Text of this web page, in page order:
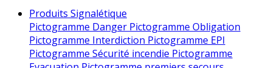
Produits Signalétique
Pictogramme Danger Pictogramme Obligation
Pictogramme Interdiction Pictogramme EPI
Pictogramme Sécurité incendie Pictogramme